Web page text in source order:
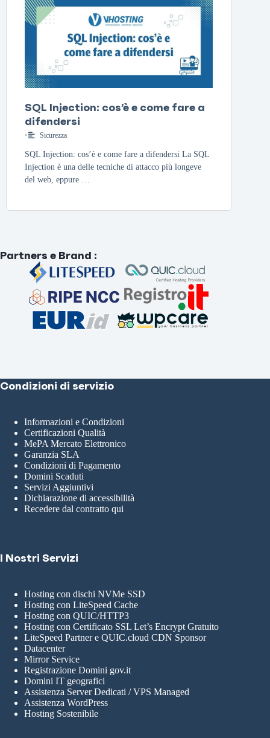
SQL Injection: cos’è e come fare a
difendersi
• Sicurezza
SQL Injection: cos’è e come fare a difendersi La SQL
Injection è una delle tecniche di attacco più longeve
del web, eppure …
Partners e Brand :
Condizioni di servizio
Informazioni e Condizioni
Certificazioni Qualità
MePA Mercato Elettronico
Garanzia SLA
Condizioni di Pagamento
Domini Scaduti
Servizi Aggiuntivi
Dichiarazione di accessibilità
Recedere dal contratto qui
I Nostri Servizi
Hosting con dischi NVMe SSD
Hosting con LiteSpeed Cache
Hosting con QUIC/HTTP3
Hosting con Certificato SSL Let’s Encrypt Gratuito
LiteSpeed Partner e QUIC.cloud CDN Sponsor
Datacenter
Mirror Service
Registrazione Domini gov.it
Domini IT geografici
Assistenza Server Dedicati / VPS Managed
Assistenza WordPress
Hosting Sostenibile